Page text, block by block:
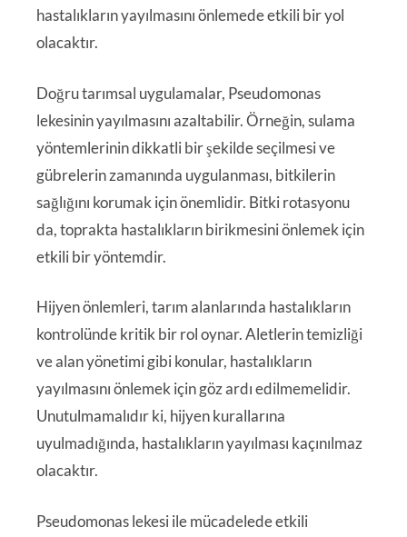
hastalıkların yayılmasını önlemede etkili bir yol
olacaktır.
Doğru tarımsal uygulamalar, Pseudomonas
lekesinin yayılmasını azaltabilir. Örneğin, sulama
yöntemlerinin dikkatli bir şekilde seçilmesi ve
gübrelerin zamanında uygulanması, bitkilerin
sağlığını korumak için önemlidir. Bitki rotasyonu
da, toprakta hastalıkların birikmesini önlemek için
etkili bir yöntemdir.
Hijyen önlemleri, tarım alanlarında hastalıkların
kontrolünde kritik bir rol oynar. Aletlerin temizliği
ve alan yönetimi gibi konular, hastalıkların
yayılmasını önlemek için göz ardı edilmemelidir.
Unutulmamalıdır ki, hijyen kurallarına
uyulmadığında, hastalıkların yayılması kaçınılmaz
olacaktır.
Pseudomonas lekesi ile mücadelede etkili